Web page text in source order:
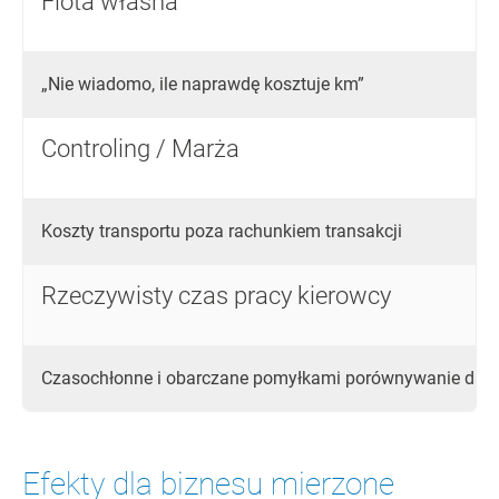
„Nie wiadomo, ile naprawdę kosztuje km”
Controling / Marża
Koszty transportu poza rachunkiem transakcji
Rzeczywisty czas pracy kierowcy
Czasochłonne i obarczane pomyłkami porównywanie
Efekty dla biznesu mierzone